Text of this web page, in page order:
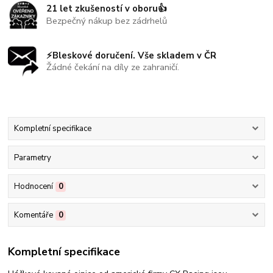
21 let zkušeností v oboru👍
Bezpečný nákup bez zádrhelů
⚡Bleskové doručení. Vše skladem v ČR
Žádné čekání na díly ze zahraničí.
Kompletní specifikace
Parametry
Hodnocení 0
Komentáře 0
Kompletní specifikace